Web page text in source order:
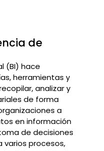
de
(BI) hace
herramientas y
analizar y
de forma
a
en información
de decisiones
varios procesos,